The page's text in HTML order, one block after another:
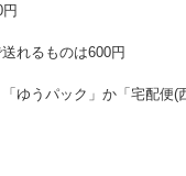
れるものは600円
ゆうパック」か「宅配便(